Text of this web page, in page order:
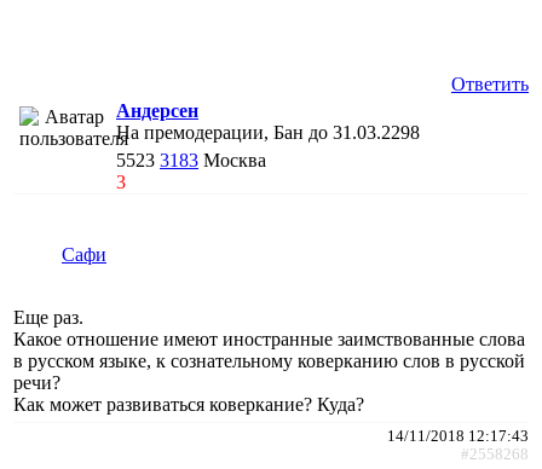
Ответить
Андерсен
На премодерации, Бан до 31.03.2298
5523 3183 Москва
3
Сафи
Еще раз.
Какое отношение имеют иностранные заимствованные слова
в русском языке, к сознательному коверканию слов в русской
речи?
Как может развиваться коверкание? Куда?
14/11/2018 12:17:43
#2558268